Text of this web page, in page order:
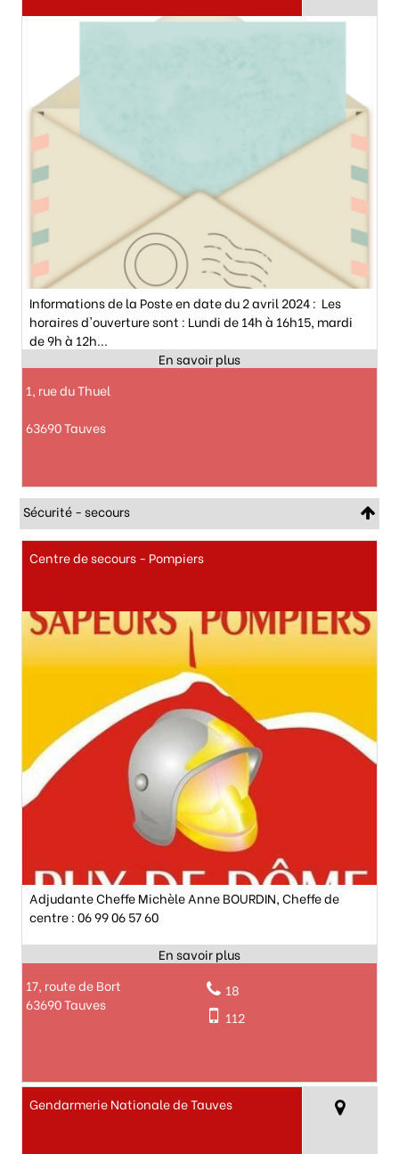
Informations de la Poste en date du 2 avril 2024 : Les
horaires d'ouverture sont : Lundi de 14h à 16h15, mardi
de 9h à 12h...
1, rue du Thuel
63690 Tauves
Sécurité - secours
Centre de secours - Pompiers
Adjudante Cheffe Michèle Anne BOURDIN, Cheffe de
centre : 06 99 06 57 60
17, route de Bort
63690 Tauves
18
112
Gendarmerie Nationale de Tauves